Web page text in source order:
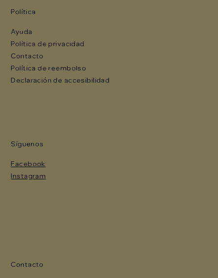
Política
Ayuda
Política de privacidad
Contacto
Política de reembolso
Declaración de accesibilidad
Síguenos
Facebook
Instagram
Contacto